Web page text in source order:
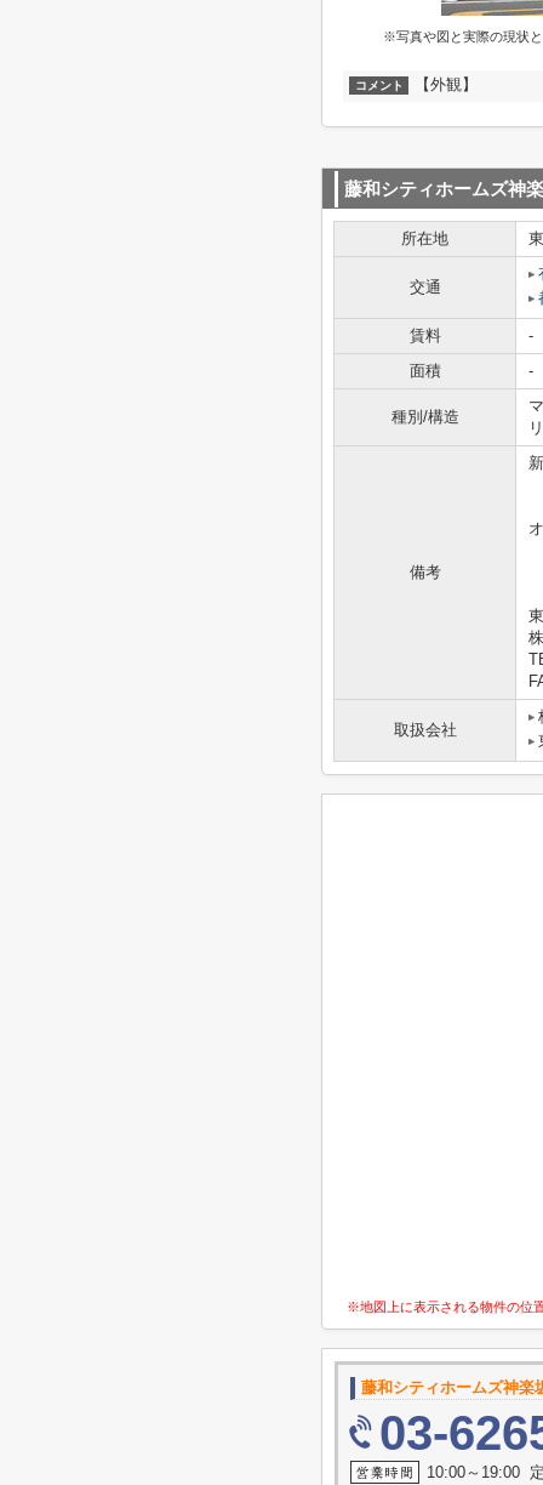
※写真や図と実際の現状
コメント 【外観】
藤和シティホームズ神
所在地
交通
賃料
-
面積
-
種別/構造
備考
取扱会社
※地図上に表示される物件の位
藤和シティホームズ神楽
03-
10:00～19:00